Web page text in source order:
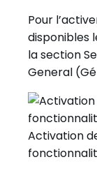
Pour
disponibles
la section
General
Activation